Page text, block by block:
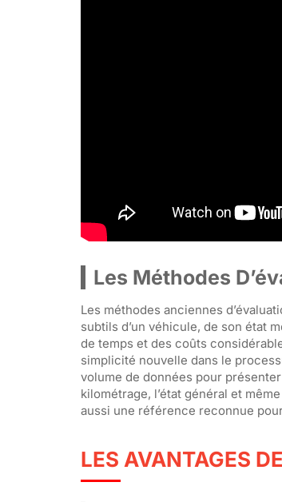
Les Méthodes
Les méthodes anciennes
subtils d’un véhicule, de son état
de temps et des coûts
simplicité nouvelle dans le
volume de données pour
kilométrage, l’état général et
aussi une référence reconnue
LES AVANTAGES